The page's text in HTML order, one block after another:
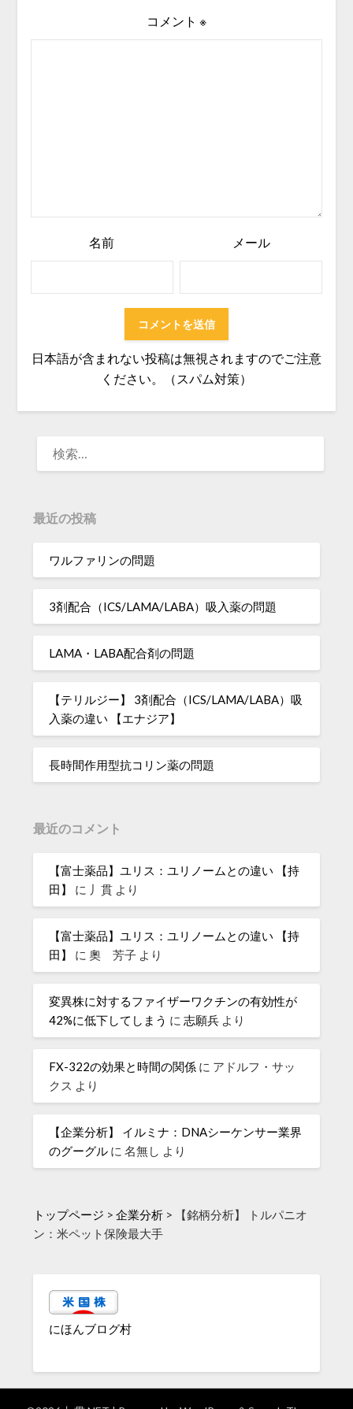
コメント ※
名前 メール
日本語が含まれない投稿は無視されますのでご注意
ください。（スパム対策）
最近の投稿
ワルファリンの問題
3剤配合（ICS/LAMA/LABA）吸入薬の問題
LAMA・LABA配合剤の問題
【テリルジー】 3剤配合（ICS/LAMA/LABA）吸
入薬の違い 【エナジア】
長時間作用型抗コリン薬の問題
最近のコメント
【富士薬品】ユリス：ユリノームとの違い 【持
田】
に 丿貫 より
【富士薬品】ユリス：ユリノームとの違い 【持
田】
に奧 芳子 より
変異株に対するファイザーワクチンの有効性が
42%に低下してしまう に志願兵 より
FX-322の効果と時間の関係 に アドルフ・サッ
クス より
【企業分析】 イルミナ：DNAシーケンサー業界
のグーグル に名無し より
トップページ >企業分析 >
【銘柄分析】 トルパニオ
ン：米ペット保険最大手
にほんブログ村